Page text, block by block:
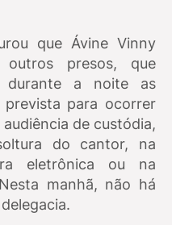
que Ávine Vinny
presos, que
durante a noite as
para ocorrer
de custódia,
do cantor, na
eletrônica ou na
manhã, não há